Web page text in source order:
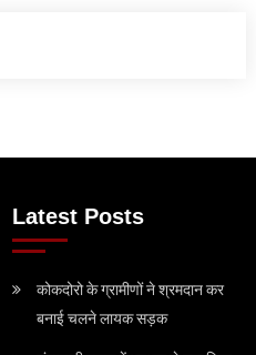
Latest Posts
कोकदोरो के ग्रामीणों ने श्रमदान कर
बनाई चलने लायक सड़क